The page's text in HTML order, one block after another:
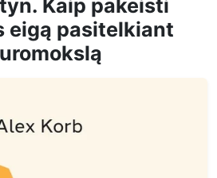
Kaip pakeisti
eigą pasitelkiant